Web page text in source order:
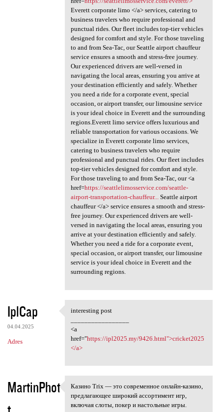
Everett corporate limo </a> services, catering to
business travelers who require professional and
punctual rides. Our fleet includes top-tier vehicles
designed for comfort and style. For those traveling
to and from Sea-Tac, our Seattle airport chauffeur
service ensures a smooth and stress-free journey.
Our experienced drivers are well-versed in
navigating the local areas, ensuring you arrive at
your destination efficiently and safely. Whether
you need a ride for a corporate event, special
occasion, or airport transfer, our limousine service
is your ideal choice in Everett and the surrounding
regions.Everett limo service offers luxurious and
reliable transportation for various occasions. We
specialize in Everett corporate limo services,
catering to business travelers who require
professional and punctual rides. Our fleet includes
top-tier vehicles designed for comfort and style.
For those traveling to and from Sea-Tac, our <a
href=https://seattlelimosservice.com/seattle-
airport-transportation-chauffeur...
Seattle airport
chauffeur </a> service ensures a smooth and stress-
free journey. Our experienced drivers are well-
versed in navigating the local areas, ensuring you
arrive at your destination efficiently and safely.
Whether you need a ride for a corporate event,
special occasion, or airport transfer, our limousine
service is your ideal choice in Everett and the
surrounding regions.
IplCap
04.04.2025
Adres
interesting post
interesting post
<a
href="https://ipl2025.my/9426.html">cricket2025
</a>
MartinPhot Казино Trix — это современное
Казино Trix — это современное онлайн-казино,
предлагающее широкий ассортимент игр,
включая слоты, покер и настольные игры.